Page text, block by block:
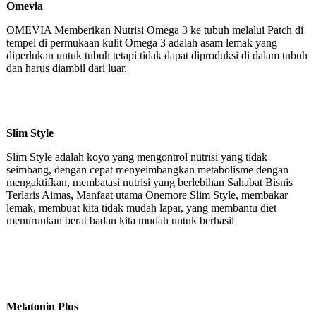
Omevia
OMEVIA Memberikan Nutrisi Omega 3 ke tubuh melalui Patch di
tempel di permukaan kulit Omega 3 adalah asam lemak yang
diperlukan untuk tubuh tetapi tidak dapat diproduksi di dalam tubuh
dan harus diambil dari luar.
Slim Style
Slim Style adalah koyo yang mengontrol nutrisi yang tidak
seimbang, dengan cepat menyeimbangkan metabolisme dengan
mengaktifkan, membatasi nutrisi yang berlebihan Sahabat Bisnis
Terlaris Aimas, Manfaat utama Onemore Slim Style, membakar
lemak, membuat kita tidak mudah lapar, yang membantu diet
menurunkan berat badan kita mudah untuk berhasil
Melatonin Plus